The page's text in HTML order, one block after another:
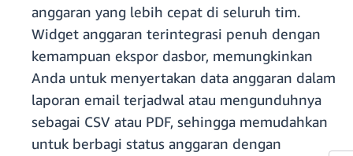
anggaran yang lebih cepat di seluruh tim.
Widget anggaran terintegrasi penuh dengan
kemampuan ekspor dasbor, memungkinkan
Anda untuk menyertakan data anggaran dalam
laporan email terjadwal atau mengunduhnya
sebagai CSV atau PDF, sehingga memudahkan
untuk berbagi status anggaran dengan